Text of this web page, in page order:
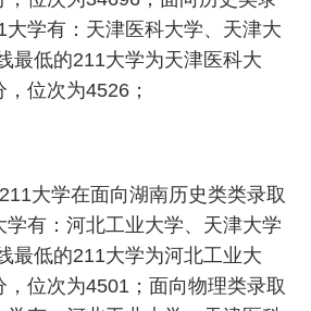
大学有：天津医科大学、天津大
最低的211大学为天津医科大
位次为4526；
大学在面向湖南历史类类录取
学有：河北工业大学、天津大学
最低的211大学为河北工业大
位次为4501；面向物理类录取